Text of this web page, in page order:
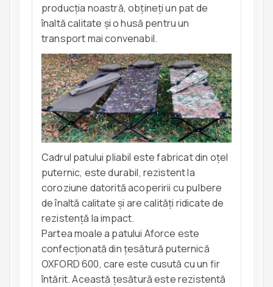
producția noastră, obțineți un pat de
înaltă calitate și o husă pentru un
transport mai convenabil.
Cadrul patului pliabil este fabricat din oțel
puternic, este durabil, rezistent la
coroziune datorită acoperirii cu pulbere
de înaltă calitate și are calități ridicate de
rezistență la impact.
Partea moale a patului Aforce este
confecționată din țesătură puternică
OXFORD 600, care este cusută cu un fir
întărit. Această țesătură este rezistentă